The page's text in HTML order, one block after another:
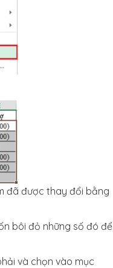
đã được thay đổi bằng
bôi đỏ những số đó để
và chọn vào mục